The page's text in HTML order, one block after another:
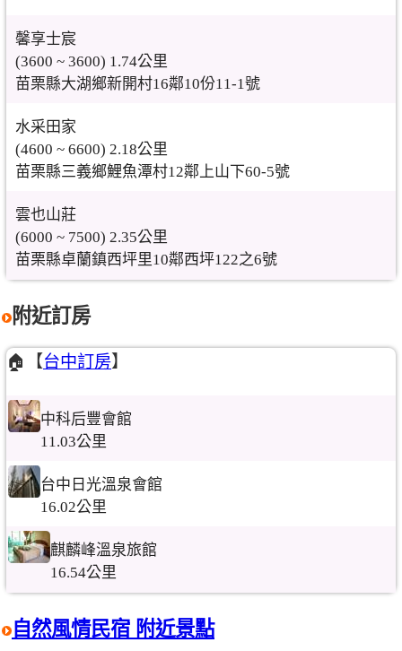
馨享士宸
(3600 ~ 3600) 1.74公里
苗栗縣大湖鄉新開村16鄰10份11-1號
水采田家
(4600 ~ 6600) 2.18公里
苗栗縣三義鄉鯉魚潭村12鄰上山下60-5號
雲也山莊
(6000 ~ 7500) 2.35公里
苗栗縣卓蘭鎮西坪里10鄰西坪122之6號
附近訂房
🏠【台中訂房】
中科后豐會館
11.03公里
台中日光溫泉會館
16.02公里
麒麟峰溫泉旅館
16.54公里
自然風情民宿 附近景點